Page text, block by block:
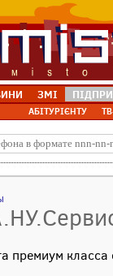
ЗМІ
АБІТУРІЄНТУ
премиум